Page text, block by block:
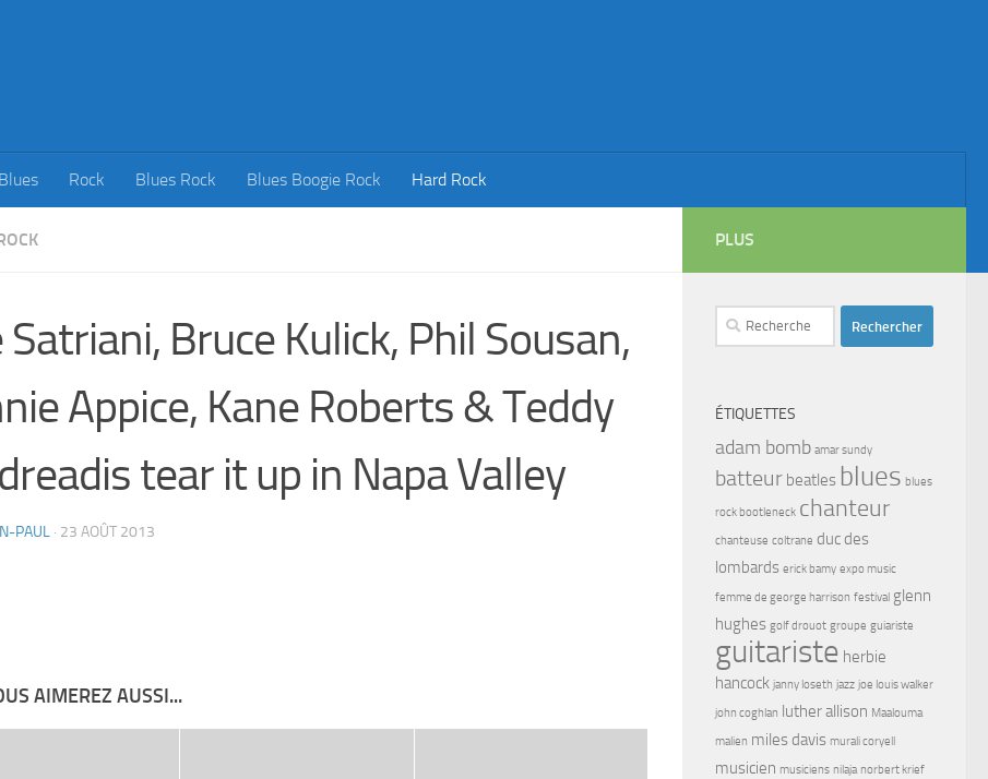
Blues Rock Blues Rock Blues Boogie Rock Hard Rock
Satriani, Bruce Kulick, Phil Sousan,
Appice, Kane Roberts & Teddy
tear it up in Napa Valley
PAUL · 23 AOÛT 2013
AIMEREZ AUSSI...
PLUS
Rechercher :
ÉTIQUETTES
adam bomb amar sundy
batteur beatles blues blues
rock bootleneck chanteur
chanteuse coltrane duc des
lombards erick bamy expo music
femme de george harrison festival glenn
hughes golf drouot groupe guiariste
guitariste herbie
hancock janny loseth jazz joe louis walker
john coghlan luther allison Maalouma
malien miles davis murali coryell
musicien musiciens nilaja norbert krief